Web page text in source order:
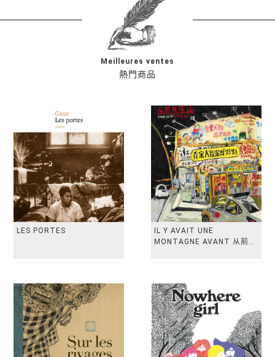
熱門商品
Meilleures ventes
LES PORTES
IL Y AVAIT UNE
MONTAGNE AVANT 从前有